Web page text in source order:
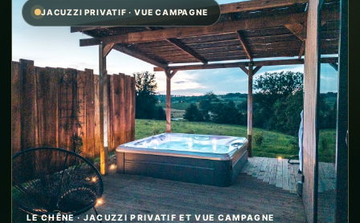
LE CHÊNE · JACUZZI PRIVATIF ET VUE CAMPAGNE
JACUZZI PRIVATIF · VUE CAMPAGNE